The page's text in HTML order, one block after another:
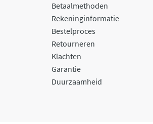
Betaalmethoden
Rekeninginformatie
Bestelproces
Retourneren
Klachten
Garantie
Duurzaamheid